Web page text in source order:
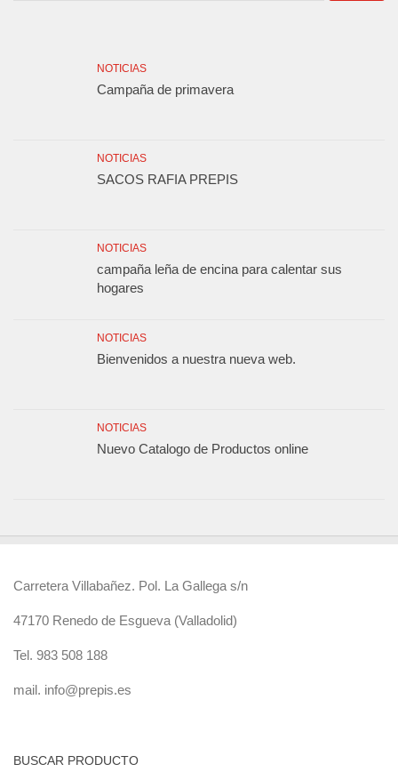
NOTICIAS
Campaña de primavera
NOTICIAS
SACOS RAFIA PREPIS
NOTICIAS
campaña leña de encina para calentar sus
hogares
NOTICIAS
Bienvenidos a nuestra nueva web.
NOTICIAS
Nuevo Catalogo de Productos online
Carretera Villabañez. Pol. La Gallega s/n
47170 Renedo de Esgueva (Valladolid)
Tel. 983 508 188
mail. info@prepis.es
BUSCAR PRODUCTO